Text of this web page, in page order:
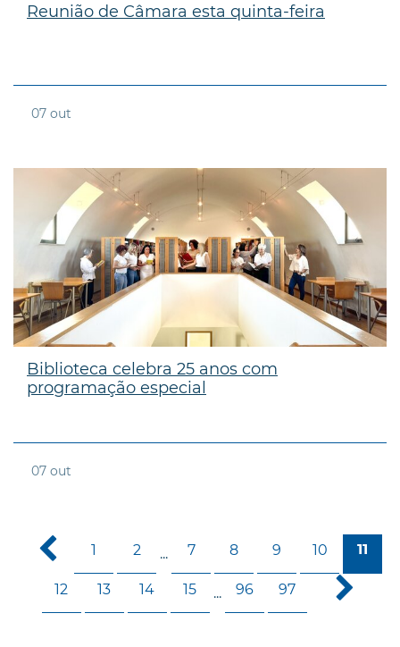
Reunião de Câmara esta quinta-feira
07 out
Biblioteca celebra 25 anos com
programação especial
07 out
1 2 ... 7 8 9 10 11
12 13 14 15 ... 96 97